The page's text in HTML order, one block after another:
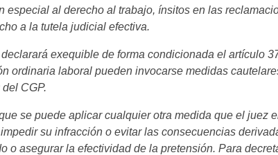
especial al derecho al trabajo, ínsitos en las
a la tutela judicial efectiva.
exequible de forma condicionada el artículo
ordinaria laboral pueden invocarse medidas
CGP.
se puede aplicar cualquier otra medida que el juez
su infracción o evitar las consecuencias
o asegurar la efectividad de la pretensión. Para